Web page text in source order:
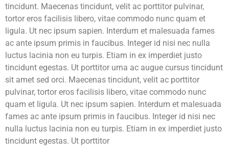
tincidunt. Maecenas tincidunt, velit ac porttitor pulvinar,
tortor eros facilisis libero, vitae commodo nunc quam et
ligula. Ut nec ipsum sapien. Interdum et malesuada fames
ac ante ipsum primis in faucibus. Integer id nisi nec nulla
luctus lacinia non eu turpis. Etiam in ex imperdiet justo
tincidunt egestas. Ut porttitor urna ac augue cursus tincidunt
sit amet sed orci. Maecenas tincidunt, velit ac porttitor
pulvinar, tortor eros facilisis libero, vitae commodo nunc
quam et ligula. Ut nec ipsum sapien. Interdum et malesuada
fames ac ante ipsum primis in faucibus. Integer id nisi nec
nulla luctus lacinia non eu turpis. Etiam in ex imperdiet justo
tincidunt egestas. Ut porttitor